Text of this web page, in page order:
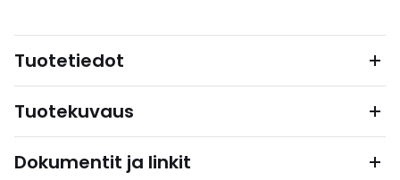
Tuotetiedot
Tuotekuvaus
Dokumentit ja linkit